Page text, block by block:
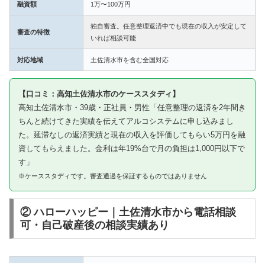
融資額 1万〜100万円
審査の特徴
独自審査。任意整理返済中でも現在の収入が安定して
いれば相談可能
対応地域 土佐清水市を含む全国対応
【口コミ：高知土佐清水市のケーススタディ】
高知土佐清水市・39歳・正社員・男性「任意整理の返済を2年間き
ちんと続けてきた実績を伝えてアルコシステムに申し込みまし
た。延滞なしの返済実績と現在の収入を評価してもらい5万円を融
資してもらえました。金利は年19%台で月の負担は1,000円以下で
す」
※ケーススタディです。審査通過を保証するものではありません
② ハローハッピー｜土佐清水市から電話相談
可・自己破産後の相談実績あり